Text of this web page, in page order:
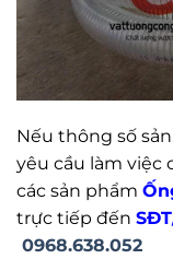
Nếu thông số
yêu cầu làm việc
các sản phẩm
trực tiếp đến
0968.638.052